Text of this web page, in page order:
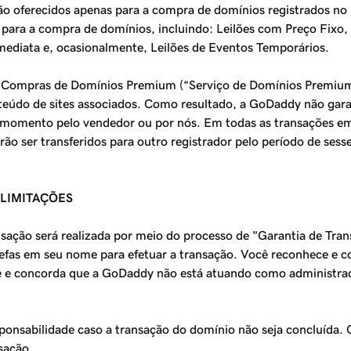
oferecidos apenas para a compra de domínios registrados
a compra de domínios, incluindo: Leilões com Preço
e, ocasionalmente, Leilões de Eventos Temporários.
de Domínios Premium (“Serviço de Domínios
de sites associados. Como resultado, a GoDaddy não
pelo vendedor ou por nós. Em todas as transações
ser transferidos para outro registrador pelo período de
será realizada por meio do processo de "Garantia de
em seu nome para efetuar a transação. Você reconhece e
concorda que a GoDaddy não está atuando como
caso a transação do domínio não seja